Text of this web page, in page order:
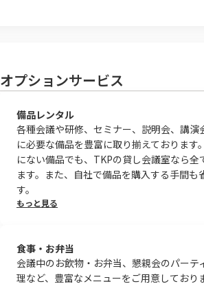
オプションサービス
備品レンタル
各種会議や研修、セミナー、説明会、講演
に必要な備品を豊富に取り揃えております
にない備品でも、TKPの貸し会議室なら全
ます。また、自社で備品を購入する手間も
す。
もっと見る
食事・お弁当
会議中のお飲物・お弁当、懇親会のパーテ
理など、豊富なメニューをご用意しており